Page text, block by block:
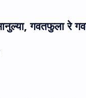
,गवतफुला रे